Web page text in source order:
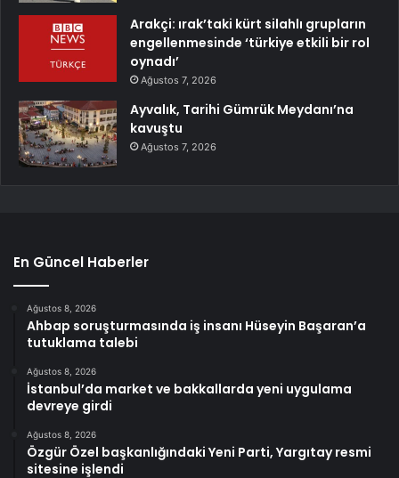
Arakçi: ırak’taki kürt silahlı grupların
engellenmesinde ‘türkiye etkili bir rol
oynadı’
Ağustos 7, 2026
Ayvalık, Tarihi Gümrük Meydanı’na
kavuştu
Ağustos 7, 2026
En Güncel Haberler
Ağustos 8, 2026
Ahbap soruşturmasında iş insanı Hüseyin Başaran’a
tutuklama talebi
Ağustos 8, 2026
İstanbul’da market ve bakkallarda yeni uygulama
devreye girdi
Ağustos 8, 2026
Özgür Özel başkanlığındaki Yeni Parti, Yargıtay resmi
sitesine işlendi